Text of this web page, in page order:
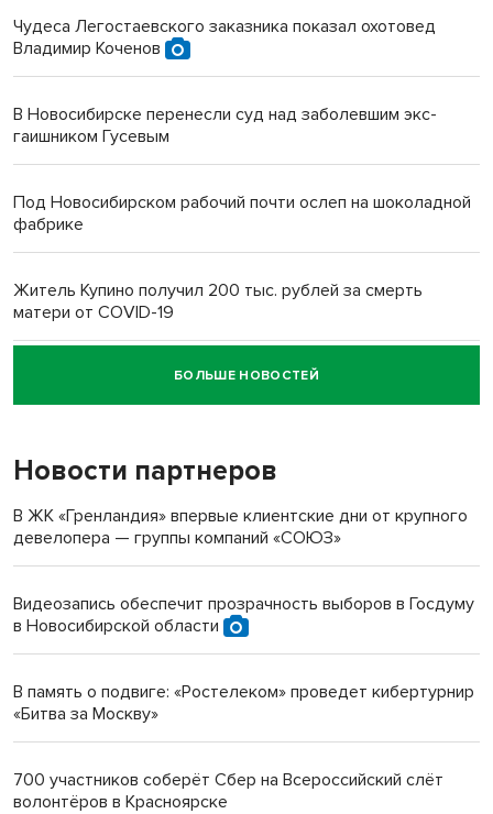
Чудеса Легостаевского заказника показал охотовед
Владимир Коченов
В Новосибирске перенесли суд над заболевшим экс-
гаишником Гусевым
Под Новосибирском рабочий почти ослеп на шоколадной
фабрике
Житель Купино получил 200 тыс. рублей за смерть
матери от COVID-19
Новосибирский суд наказал водителя за смерть
пенсионерки на вокзале
«Мы живём на пастбище!»: в новосибирском селе лошади
терроризируют жителей
Новосибирский преподаватель с женой вошли в топ-16
БОЛЬШЕ НОВОСТЕЙ
Новости партнеров
В ЖК «Гренландия» впервые клиентские дни от крупного
девелопера — группы компаний «СОЮЗ»
Видеозапись обеспечит прозрачность выборов в Госдуму
в Новосибирской области
В память о подвиге: «Ростелеком» проведет кибертурнир
«Битва за Москву»
700 участников соберёт Сбер на Всероссийский слёт
волонтёров в Красноярске